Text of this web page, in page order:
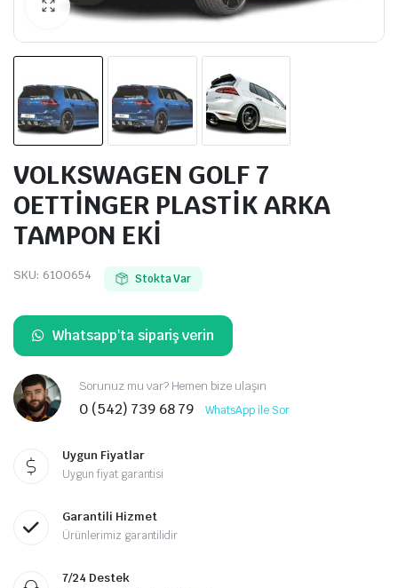
VOLKSWAGEN GOLF 7
OETTİNGER PLASTİK ARKA
TAMPON EKİ
SKU: 6100654 Stokta Var
Whatsapp'ta sipariş verin
Sorunuz mu var? Hemen bize ulaşın
0 (542) 739 68 79 WhatsApp ile Sor
Uygun Fiyatlar
Uygun fiyat garantisi
Garantili Hizmet
Ürünlerimiz garantilidir
7/24 Destek